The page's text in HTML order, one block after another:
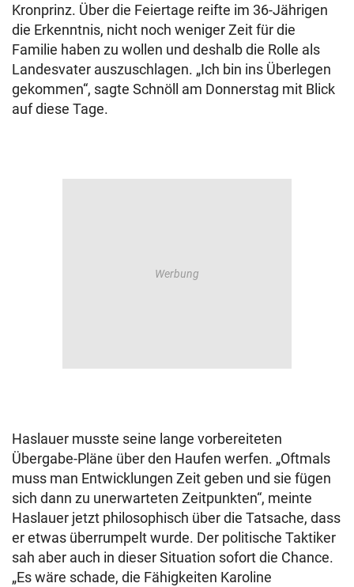
Kronprinz. Über die Feiertage reifte im 36-Jährigen
die Erkenntnis, nicht noch weniger Zeit für die
Familie haben zu wollen und deshalb die Rolle als
Landesvater auszuschlagen. „Ich bin ins Überlegen
gekommen“, sagte Schnöll am Donnerstag mit Blick
auf diese Tage.
Haslauer musste seine lange vorbereiteten
Übergabe-Pläne über den Haufen werfen. „Oftmals
muss man Entwicklungen Zeit geben und sie fügen
sich dann zu unerwarteten Zeitpunkten“, meinte
Haslauer jetzt philosophisch über die Tatsache, dass
er etwas überrumpelt wurde. Der politische Taktiker
sah aber auch in dieser Situation sofort die Chance.
„Es wäre schade, die Fähigkeiten Karoline